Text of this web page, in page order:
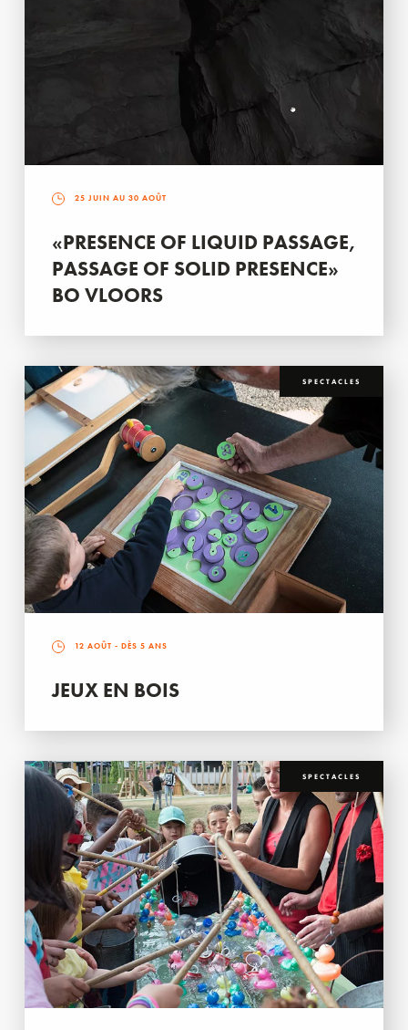
25 JUIN AU 30 AOÛT
«PRESENCE OF LIQUID PASSAGE,
PASSAGE OF SOLID PRESENCE»
BO VLOORS
SPECTACLES
12 AOÛT - DÈS 5 ANS
JEUX EN BOIS
SPECTACLES